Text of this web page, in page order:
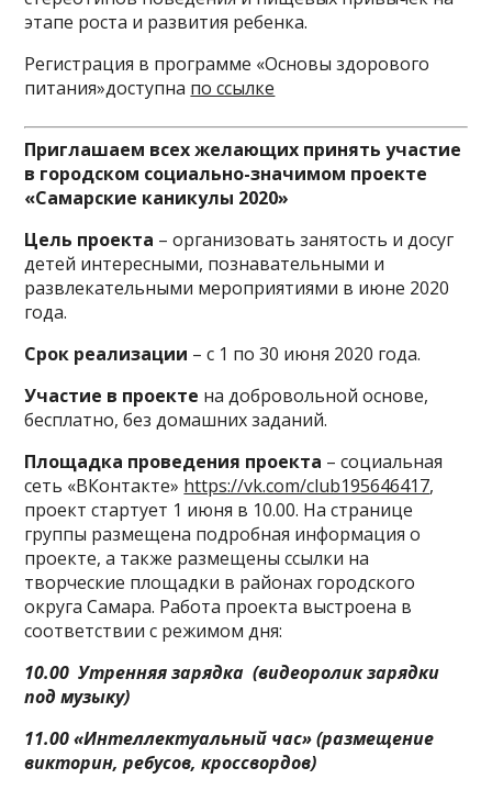
этапе роста и развития ребенка.
Регистрация в программе «Основы здорового
питания»доступна по ссылке
Приглашаем всех желающих принять участие
в городском социально-значимом проекте
«Самарские каникулы 2020»
Цель проекта – организовать занятость и досуг
детей интересными, познавательными и
развлекательными мероприятиями в июне 2020
года.
Срок реализации – с 1 по 30 июня 2020 года.
Участие в проекте на добровольной основе,
бесплатно, без домашних заданий.
Площадка проведения проекта – социальная
сеть «ВКонтакте» https://vk.com/club195646417,
проект стартует 1 июня в 10.00. На странице
группы размещена подробная информация о
проекте, а также размещены ссылки на
творческие площадки в районах городского
округа Самара. Работа проекта выстроена в
соответствии с режимом дня:
10.00 Утренняя зарядка (видеоролик зарядки
под музыку)
11.00 «Интеллектуальный час» (размещение
викторин, ребусов, кроссвордов)